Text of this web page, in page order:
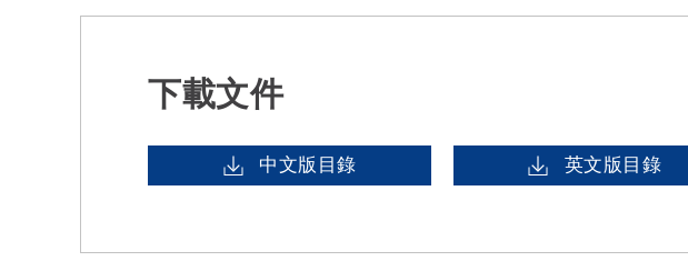
下載文件
中文版目錄 英文版目錄